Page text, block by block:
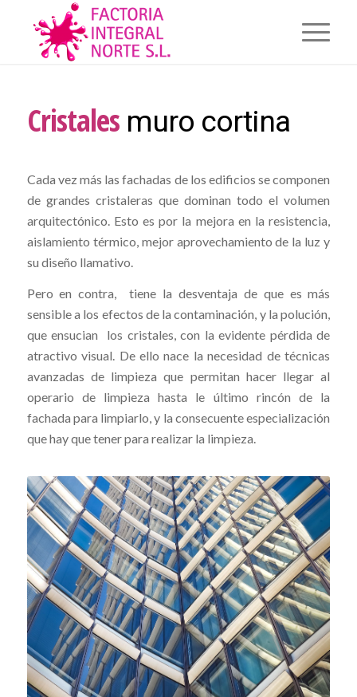
Cristalesmuro cortina
Cada vez más las fachadas de los edificios se componen
de grandes cristaleras que dominan todo el volumen
arquitectónico. Esto es por la mejora en la resistencia,
aislamiento térmico, mejor aprovechamiento de la luz y
su diseño llamativo.
Pero en contra, tiene la desventaja de que es más
sensible a los efectos de la contaminación, y la polución,
que ensucian los cristales, con la evidente pérdida de
atractivo visual. De ello nace la necesidad de técnicas
avanzadas de limpieza que permitan hacer llegar al
operario de limpieza hasta le último rincón de la
fachada para limpiarlo, y la consecuente especialización
que hay que tener para realizar la limpieza.